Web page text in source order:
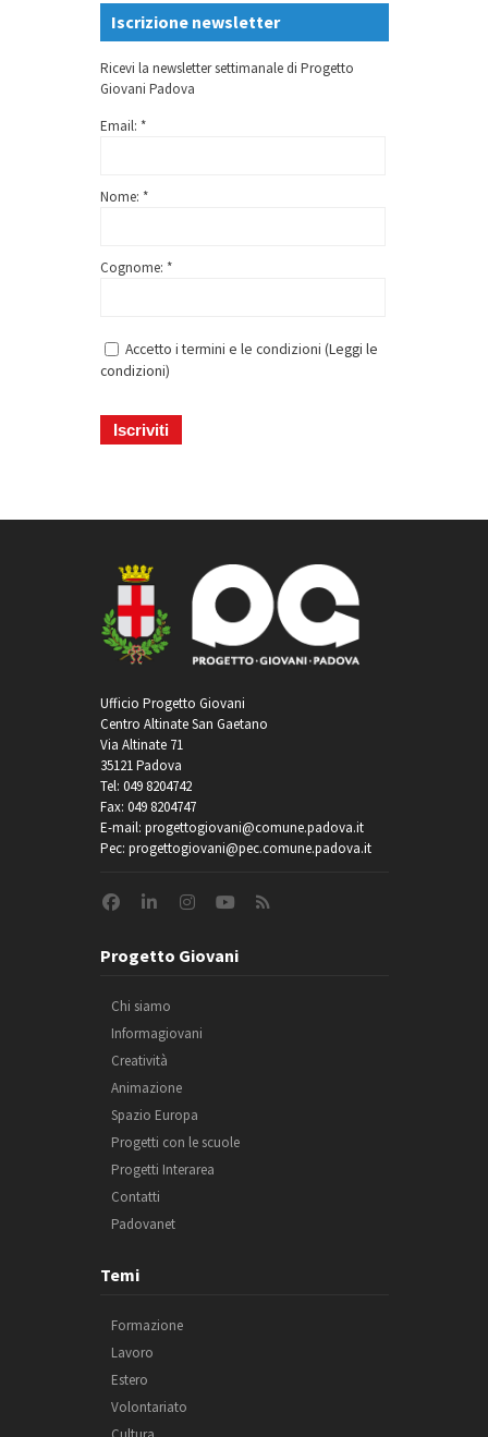
Iscrizione newsletter
Ricevi la newsletter settimanale di Progetto
Giovani Padova
Email: *
Nome: *
Cognome: *
Accetto i termini e le condizioni (Leggi le
condizioni)
Ufficio Progetto Giovani
Centro Altinate San Gaetano
Via Altinate 71
35121 Padova
Tel: 049 8204742
Fax: 049 8204747
E-mail: progettogiovani@comune.padova.it
Pec: progettogiovani@pec.comune.padova.it
Progetto Giovani
Chi siamo
Informagiovani
Creatività
Animazione
Spazio Europa
Progetti con le scuole
Progetti Interarea
Contatti
Padovanet
Temi
Formazione
Lavoro
Estero
Volontariato